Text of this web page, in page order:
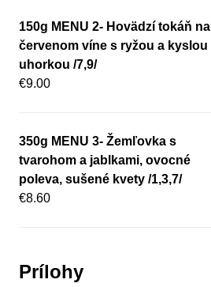
150g MENU 2- Hovädzí tokáň na
červenom víne s ryžou a kyslou
uhorkou /7,9/
€9.00
350g MENU 3- Žemľovka s
tvarohom a jablkami, ovocné
poleva, sušené kvety /1,3,7/
€8.60
Prílohy